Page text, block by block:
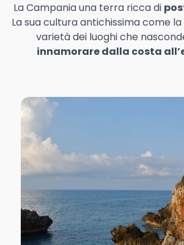
La Campania una terra ricca di
La sua cultura antichissima come
varietà dei luoghi che
innamorare dalla costa